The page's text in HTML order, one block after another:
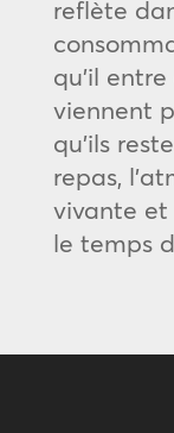
reflète
qu’il
viennent
qu’ils
repas,
vivante et
le temps